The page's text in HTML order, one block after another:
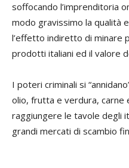
soffocando l’imprenditoria
modo gravissimo la qualità
l’effetto indiretto di minare
prodotti italiani ed il valore
I poteri criminali si
olio, frutta e verdura, carne
raggiungere le tavole degli
grandi mercati di scambio